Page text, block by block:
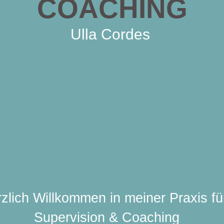
COACHING
Ulla Cordes
Willkommen in meiner Praxis
Supervision & Coaching